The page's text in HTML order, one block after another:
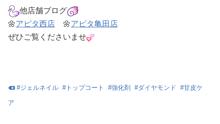
他店舗ブログ
🌼アピタ西店 🌼アピタ亀田店
ぜひご覧くださいませ
#ジェルネイル #トップコート #強化剤 #ダイヤモンド #甘皮ケ
ア